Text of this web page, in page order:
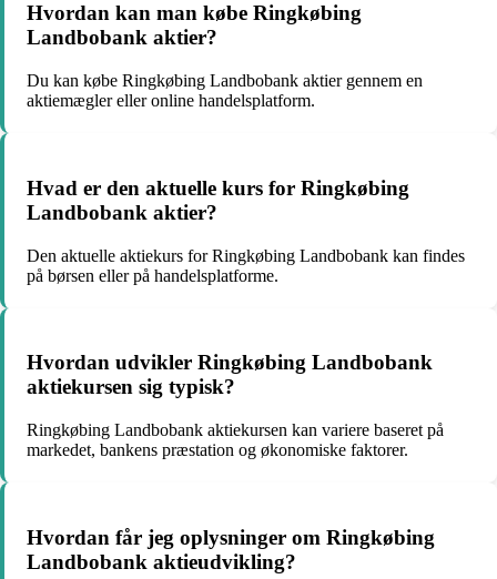
Hvordan kan man købe Ringkøbing
Landbobank aktier?
Du kan købe Ringkøbing Landbobank aktier gennem en
aktiemægler eller online handelsplatform.
Hvad er den aktuelle kurs for Ringkøbing
Landbobank aktier?
Den aktuelle aktiekurs for Ringkøbing Landbobank kan findes
på børsen eller på handelsplatforme.
Hvordan udvikler Ringkøbing Landbobank
aktiekursen sig typisk?
Ringkøbing Landbobank aktiekursen kan variere baseret på
markedet, bankens præstation og økonomiske faktorer.
Hvordan får jeg oplysninger om Ringkøbing
Landbobank aktieudvikling?